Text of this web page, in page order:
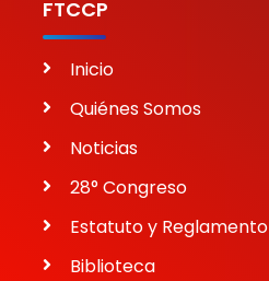
FTCCP
Inicio
Quiénes Somos
Noticias
28° Congreso
Estatuto y Reglamento
Biblioteca